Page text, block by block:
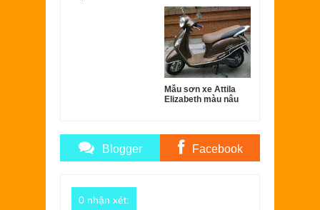
Mẫu sơn xe Attila
Elizabeth màu nâu
Blogger Facebook
0 nhận xét: